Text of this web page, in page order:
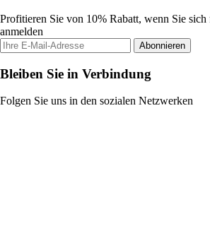
Profitieren Sie von 10% Rabatt, wenn Sie
anmelden
Abonnieren
Bleiben Sie in Verbindung
Folgen Sie uns in den sozialen Netzwerken